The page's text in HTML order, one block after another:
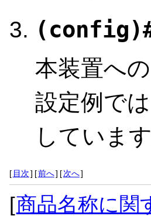
本装置へ
設定例で
しています
[ 目次] [前へ] [次へ]
[商品名称に関